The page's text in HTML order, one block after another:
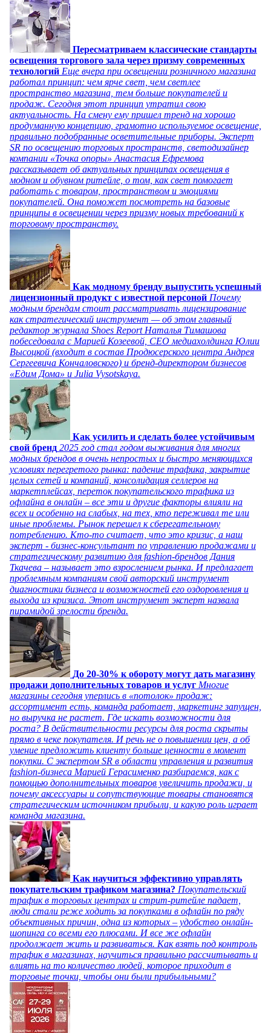
Пересматриваем классические стандарты
освещения торгового зала через призму современных
технологий Еще вчера при освещении розничного магазина
работал принцип: чем ярче свет, чем светлее
пространство магазина, тем больше покупателей и
продаж. Сегодня этот принцип утратил свою
актуальность. На смену ему пришел тренд на хорошо
продуманную концепцию, грамотно используемое освещение,
правильно подобранные осветительные приборы. Эксперт
SR по освещению торговых пространств, светодизайнер
компании «Точка опоры» Анастасия Ефремова
рассказывает об актуальных принципах освещения в
модном и обувном ритейле, о том, как свет помогает
работать с товаром, пространством и эмоциями
покупателей. Она поможет посмотреть на базовые
принципы в освещении через призму новых требований к
торговому пространству.
Как модному бренду выпустить успешный
лицензионный продукт с известной персоной Почему
модным брендам стоит рассматривать лицензирование
как стратегический инструмент — об этом главный
редактор журнала Shoes Report Наталья Тимашова
побеседовала с Марией Козеевой, СЕО медиахолдинга Юлии
Высоцкой (входит в состав Продюсерского центра Андрея
Сергеевича Кончаловского) и бренд-директором бизнесов
«Едим Дома» и Julia Vysotskaya.
Как усилить и сделать более устойчивым
свой бренд 2025 год стал годом выживания для многих
модных брендов в очень непростых и быстро меняющихся
условиях перегретого рынка: падение трафика, закрытие
целых сетей и компаний, консолидация селлеров на
маркетплейсах, переток покупательского трафика из
офлайна в онлайн – все эти и другие факторы влияли на
всех и особенно на слабых, на тех, кто переживал те или
иные проблемы. Рынок перешел к сберегательному
потреблению. Кто-то считает, что это кризис, а наш
эксперт - бизнес-консультант по управлению продажами и
стратегическому развитию для fashion-брендов Дания
Ткачева – называет это взрослением рынка. И предлагает
проблемным компаниям свой авторский инструмент
диагностики бизнеса и возможностей его оздоровления и
выхода из кризиса. Этот инструмент эксперт назвала
пирамидой зрелости бренда.
До 20-30% к обороту могут дать магазину
продажи дополнительных товаров и услуг Многие
магазины сегодня уперлись в «потолок» продаж:
ассортимент есть, команда работает, маркетинг запущен,
но выручка не растет. Где искать возможности для
роста? В действительности ресурсы для роста скрыты
прямо в чеке покупателя. И речь не о повышении цен, а об
умение предложить клиенту больше ценности в момент
покупки. С экспертом SR в области управления и развития
fashion-бизнеса Марией Герасименко разбираемся, как с
помощью дополнительных товаров увеличить продажи, и
почему аксессуары и сопутствующие товары становятся
стратегическим источником прибыли, и какую роль играет
команда магазина.
Как научиться эффективно управлять
покупательским трафиком магазина? Покупательский
трафик в торговых центрах и стрит-ритейле падает,
люди стали реже ходить за покупками в офлайн по ряду
объективных причин, одна из которых – удобство онлайн-
шопинга со всеми его плюсами. И все же офлайн
продолжает жить и развиваться. Как взять под контроль
трафик в магазинах, научиться правильно рассчитывать и
влиять на то количество людей, которое приходит в
торговые точки, чтобы они были прибыльными?